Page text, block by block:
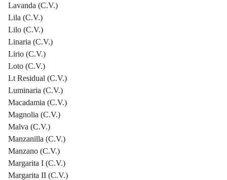
Lavanda (C.V.)
Lila (C.V.)
Lilo (C.V.)
Linaria (C.V.)
Lirio (C.V.)
Loto (C.V.)
Lt Residual (C.V.)
Luminaria (C.V.)
Macadamia (C.V.)
Magnolia (C.V.)
Malva (C.V.)
Manzanilla (C.V.)
Manzano (C.V.)
Margarita I (C.V.)
Margarita II (C.V.)